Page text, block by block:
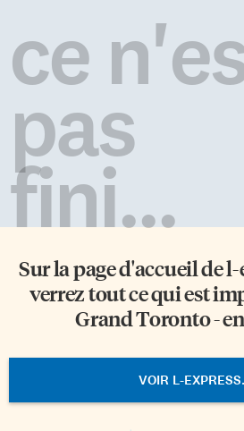
ce
pas
fini...
Sur la page d'accueil del-
verrez tout ce qui est
Grand Toronto -
VOIR L-